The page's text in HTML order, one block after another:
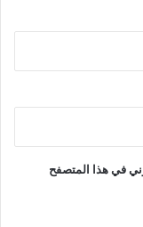
في هذا المتصفح